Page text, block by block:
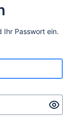
Ihr Passwort ein.